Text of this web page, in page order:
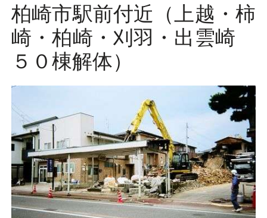
柏崎市駅前付近（上越・柿
崎・柏崎・刈羽・出雲崎
５０棟解体）
o
n